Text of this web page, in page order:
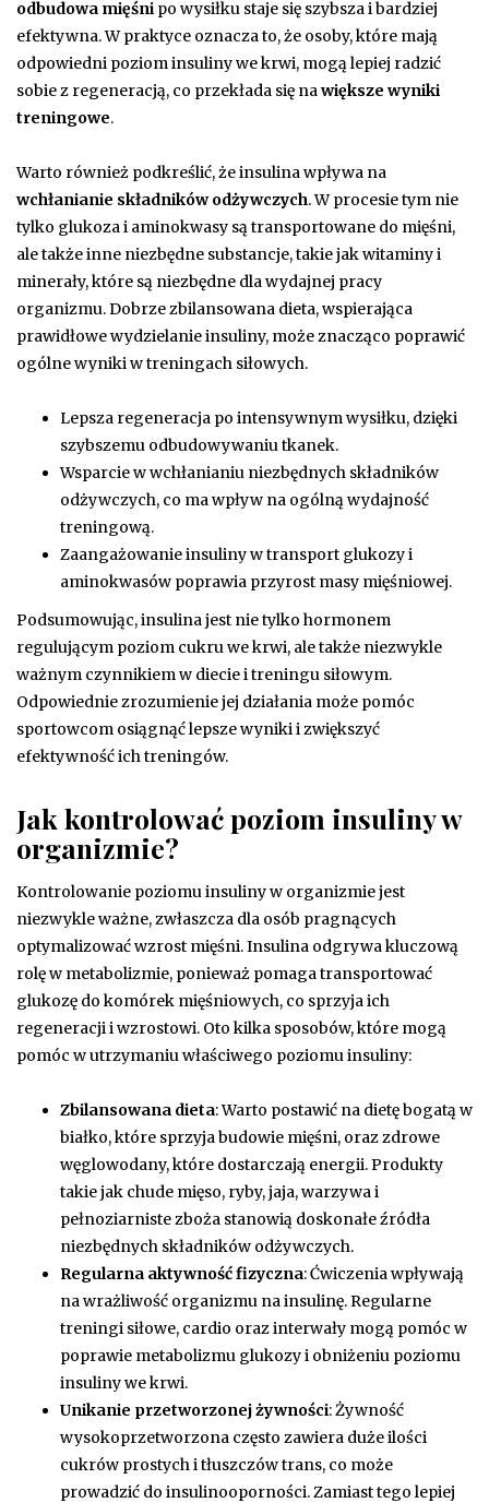
odbudowa mięśni po wysiłku staje się szybsza i bardziej
efektywna. W praktyce oznacza to, że osoby, które mają
odpowiedni poziom insuliny we krwi, mogą lepiej radzić
sobie z regeneracją, co przekłada się nawiększe wyniki
treningowe.
Warto również podkreślić, że insulina wpływa na
wchłanianie składników odżywczych. W procesie tym nie
tylko glukoza i aminokwasy są transportowane do mięśni,
ale także inne niezbędne substancje, takie jak witaminy i
minerały, które są niezbędne dla wydajnej pracy
organizmu. Dobrze zbilansowana dieta, wspierająca
prawidłowe wydzielanie insuliny, może znacząco poprawić
ogólne wyniki w treningach siłowych.
Lepsza regeneracja po intensywnym wysiłku, dzięki
szybszemu odbudowywaniu tkanek.
Wsparcie w wchłanianiu niezbędnych składników
odżywczych, co ma wpływ na ogólną wydajność
treningową.
Zaangażowanie insuliny w transport glukozy i
aminokwasów poprawia przyrost masy mięśniowej.
Podsumowując, insulina jest nie tylko hormonem
regulującym poziom cukru we krwi, ale także niezwykle
ważnym czynnikiem w diecie i treningu siłowym.
Odpowiednie zrozumienie jej działania może pomóc
sportowcom osiągnąć lepsze wyniki i zwiększyć
efektywność ich treningów.
Jak kontrolować poziom insuliny w
organizmie?
Kontrolowanie poziomu insuliny w organizmie jest
niezwykle ważne, zwłaszcza dla osób pragnących
optymalizować wzrost mięśni. Insulina odgrywa kluczową
rolę w metabolizmie, ponieważ pomaga transportować
glukozę do komórek mięśniowych, co sprzyja ich
regeneracji i wzrostowi. Oto kilka sposobów, które mogą
pomóc w utrzymaniu właściwego poziomu insuliny:
Zbilansowana dieta: Warto postawić na dietę bogatą w
białko, które sprzyja budowie mięśni, oraz zdrowe
węglowodany, które dostarczają energii. Produkty
takie jak chude mięso, ryby, jaja, warzywa i
pełnoziarniste zboża stanowią doskonałe źródła
niezbędnych składników odżywczych.
Regularna aktywność fizyczna: Ćwiczenia wpływają
na wrażliwość organizmu na insulinę. Regularne
treningi siłowe, cardio oraz interwały mogą pomóc w
poprawie metabolizmu glukozy i obniżeniu poziomu
insuliny we krwi.
Unikanie przetworzonej żywności: Żywność
wysokoprzetworzona często zawiera duże ilości
cukrów prostych i tłuszczów trans, co może
prowadzić do insulinooporności. Zamiast tego lepiej